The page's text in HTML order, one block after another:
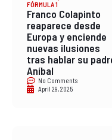
FÓRMULA 1
Franco Colapinto
reaparece desde
Europa y enciende
nuevas ilusiones
tras hablar su
Aníbal
No Comments
April 29, 2025